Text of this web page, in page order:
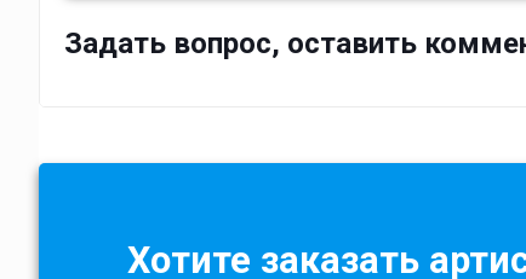
Задать вопрос, оставить
Хотите заказать